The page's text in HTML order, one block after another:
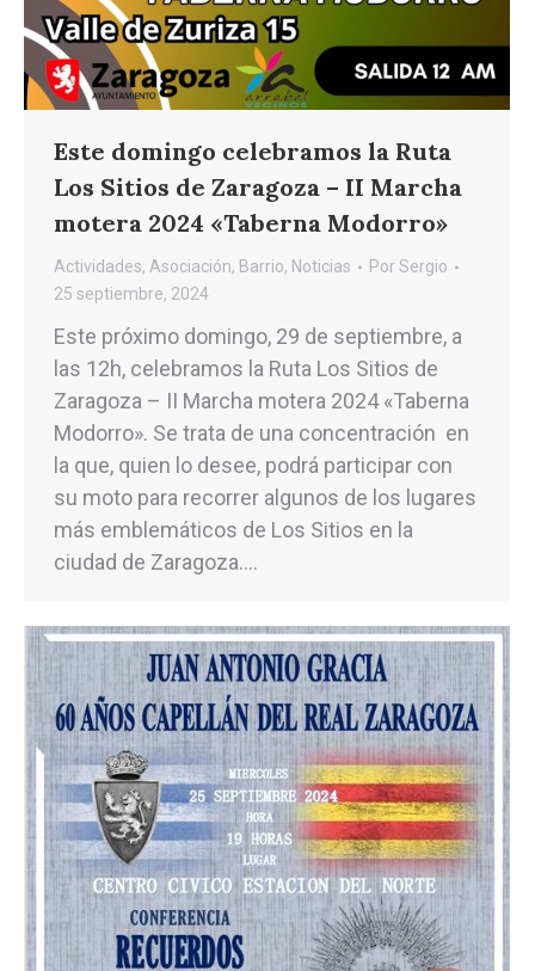
Este domingo celebramos la Ruta
Los Sitios de Zaragoza – II Marcha
motera 2024 «Taberna Modorro»
Actividades, Asociación, Barrio, Noticias PorSergio
25 septiembre, 2024
Este próximo domingo, 29 de septiembre, a
las 12h, celebramos la Ruta Los Sitios de
Zaragoza – II Marcha motera 2024 «Taberna
Modorro». Se trata de una concentración en
la que, quien lo desee, podrá participar con
su moto para recorrer algunos de los lugares
más emblemáticos de Los Sitios en la
ciudad de Zaragoza.…